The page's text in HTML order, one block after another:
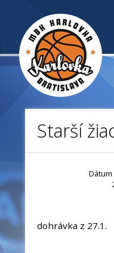
Starší
dohrávka z 27.1.